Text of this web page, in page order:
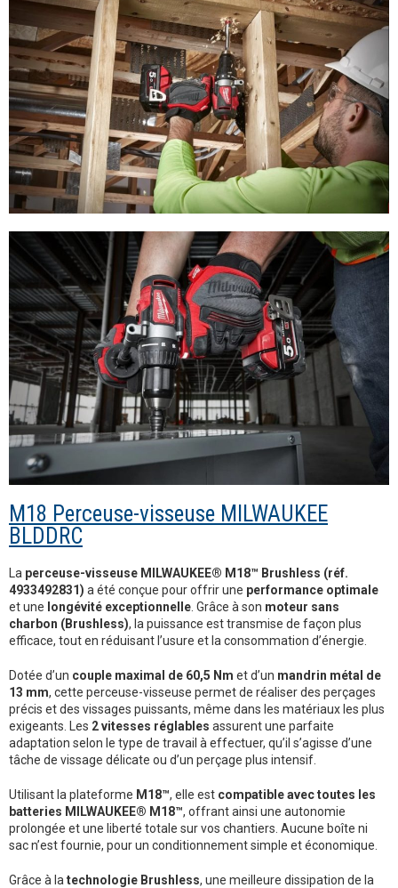
M18 Perceuse-visseuse MILWAUKEE
BLDDRC
La perceuse-visseuse MILWAUKEE® M18™ Brushless (réf.
4933492831) a été conçue pour offrir une performance optimale
et une longévité exceptionnelle . Grâce à son moteur sans
charbon (Brushless), la puissance est transmise de façon plus
efficace, tout en réduisant l’usure et la consommation d’énergie.
Dotée d’un couple maximal de 60,5 Nm et d’un mandrin métal de
13 mm, cette perceuse-visseuse permet de réaliser des perçages
précis et des vissages puissants, même dans les matériaux les plus
exigeants. Les 2 vitesses réglables assurent une parfaite
adaptation selon le type de travail à effectuer, qu’il s’agisse d’une
tâche de vissage délicate ou d’un perçage plus intensif.
Utilisant la plateforme M18™, elle est compatible avec toutes les
batteries MILWAUKEE® M18™, offrant ainsi une autonomie
prolongée et une liberté totale sur vos chantiers. Aucune boîte ni
sac n’est fournie, pour un conditionnement simple et économique.
Grâce à la technologie Brushless, une meilleure dissipation de la